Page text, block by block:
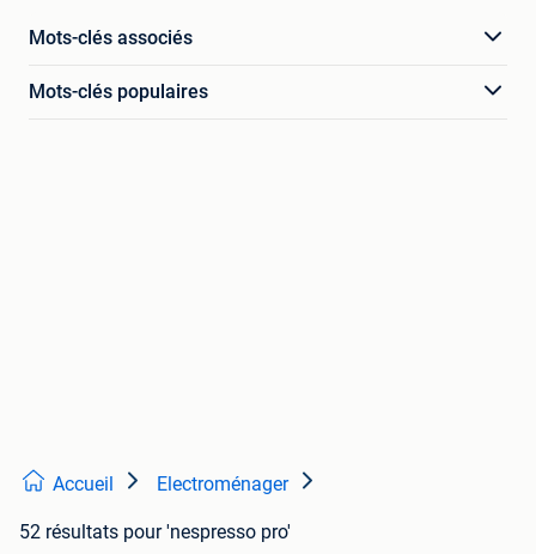
Mots-clés associés
Mots-clés populaires
Accueil Electroménager
52 résultats pour 'nespresso pro'